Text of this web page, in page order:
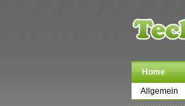
Home
Allgemein